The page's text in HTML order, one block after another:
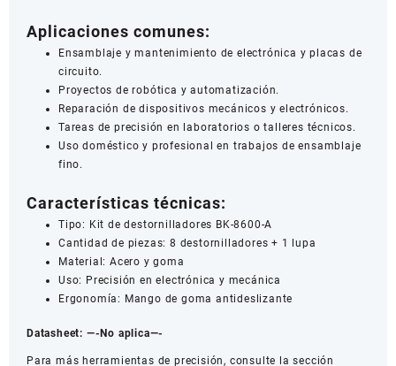
Aplicaciones comunes:
Ensamblaje y mantenimiento de electrónica y placas de
circuito.
Proyectos de robótica y automatización.
Reparación de dispositivos mecánicos y electrónicos.
Tareas de precisión en laboratorios o talleres técnicos.
Uso doméstico y profesional en trabajos de ensamblaje
fino.
Características técnicas:
Tipo: Kit de destornilladores BK-8600-A
Cantidad de piezas: 8 destornilladores + 1 lupa
Material: Acero y goma
Uso: Precisión en electrónica y mecánica
Ergonomía: Mango de goma antideslizante
Datasheet: —-No aplica—-
Para más herramientas de precisión, consulte la sección